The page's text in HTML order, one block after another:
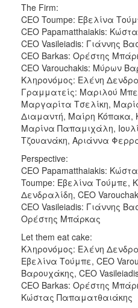
The Firm:
CEO Toumpe: Εβελίνα
CEO Papamatthaiakis:
CEO Vasileiadis: Γιάννης
CEO Barkas: Ορέστης
CEO Varouchakis: Μύρων
Κληρονόμος: Ελένη
Γραμματείς: Μαριλού
Μαργαρίτα Τσελίκη,
Διαμαντή, Μαίρη Κόπακα,
Μαρίνα Παπαμιχάλη,
Τζουανάκη, Αριάννα
Perspective:
CEO Papamatthaiakis:
Toumpe: Εβελίνα Τούμπε,
Δενδραλίδη, CEO
CEO Vasileiadis: Γιάννης
Ορέστης Μπάρκας
Let them eat cake:
Κληρονόμος: Ελένη
Εβελίνα Τούμπε, CEO
Βαρουχάκης, CEO
CEO Barkas: Ορέστης
Κώστας Παπαματθαιάκης